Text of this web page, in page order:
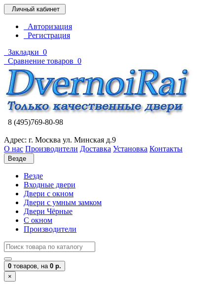
Личный кабинет
Авторизация
Регистрация
Закладки 0
Сравнение товаров 0
8 (495)769-80-98
Адрес: г. Москва ул. Минская д.9
О нас Производители Доставка Установка Контакты
Везде
Везде
Входные двери
Двери с окном
Двери с умным замком
Двери Чёрные
C окном
Производители
0 товаров, на 0 р.
×